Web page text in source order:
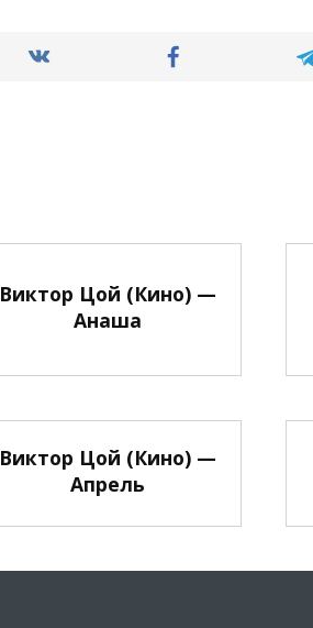
Виктор Цой (Кино) —
Анаша
Виктор Цой (Кино) —
Апрель